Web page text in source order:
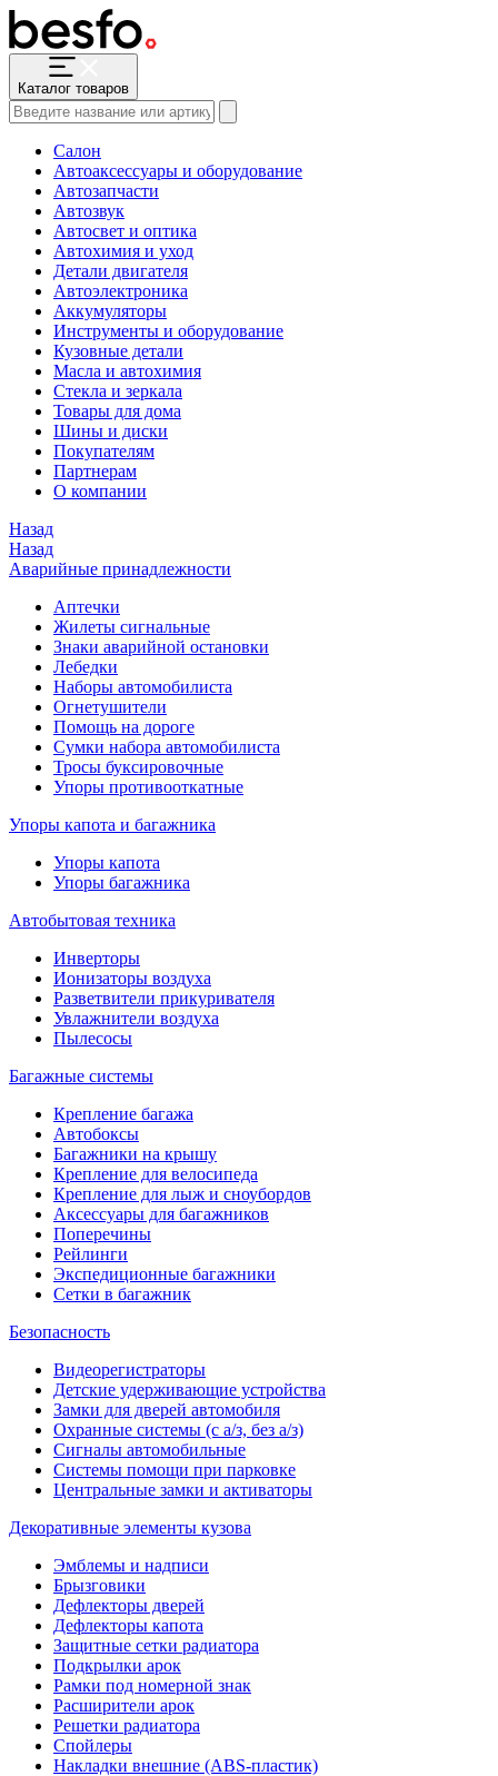
Каталог товаров
Салон
Автоаксессуары и оборудование
Автозапчасти
Автозвук
Автосвет и оптика
Автохимия и уход
Детали двигателя
Автоэлектроника
Аккумуляторы
Инструменты и оборудование
Кузовные детали
Масла и автохимия
Стекла и зеркала
Товары для дома
Шины и диски
Покупателям
Партнерам
О компании
Назад
Назад
Аварийные принадлежности
Аптечки
Жилеты сигнальные
Знаки аварийной остановки
Лебедки
Наборы автомобилиста
Огнетушители
Помощь на дороге
Сумки набора автомобилиста
Тросы буксировочные
Упоры противооткатные
Упоры капота и багажника
Упоры капота
Упоры багажника
Автобытовая техника
Инверторы
Ионизаторы воздуха
Разветвители прикуривателя
Увлажнители воздуха
Пылесосы
Багажные системы
Крепление багажа
Автобоксы
Багажники на крышу
Крепление для велосипеда
Крепление для лыж и сноубордов
Аксессуары для багажников
Поперечины
Рейлинги
Экспедиционные багажники
Сетки в багажник
Безопасность
Видеорегистраторы
Детские удерживающие устройства
Замки для дверей автомобиля
Охранные системы (с а/з, без а/з)
Сигналы автомобильные
Системы помощи при парковке
Центральные замки и активаторы
Декоративные элементы кузова
Эмблемы и надписи
Брызговики
Дефлекторы дверей
Дефлекторы капота
Защитные сетки радиатора
Подкрылки арок
Рамки под номерной знак
Расширители арок
Решетки радиатора
Спойлеры
Накладки внешние (ABS-пластик)